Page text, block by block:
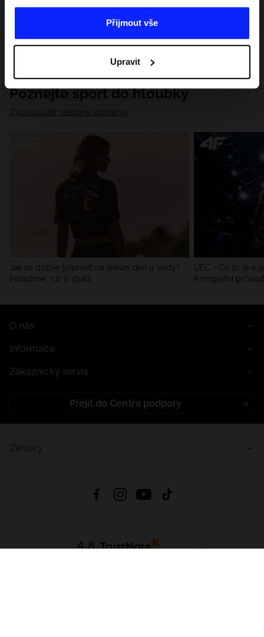
Přijmout vše
Upravit
Poznejte sport do hloubky
Zkontrolujte všechny záznamy
Jak se dobře připravit na aktivní den u vody?
Poradíme, co si sbalit
UFC - Co to je a
Kompletní
O nás
Informace
Zákaznický servis
Přejít do Centra podpory
4.8